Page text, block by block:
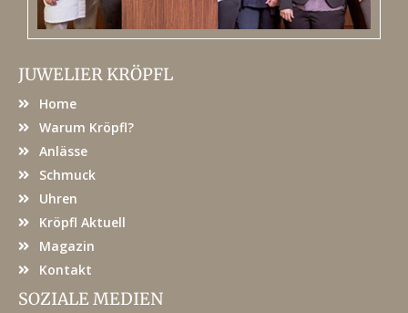
JUWELIER KRÖPFL
Home
Warum Kröpfl?
Anlässe
Schmuck
Uhren
Kröpfl Aktuell
Magazin
Kontakt
SOZIALE MEDIEN